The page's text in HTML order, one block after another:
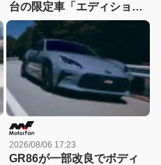
台の限定車「エディショ
ン・エッジ」が登場！
2026/08/06 17:23
GR86が一部改良でボディ